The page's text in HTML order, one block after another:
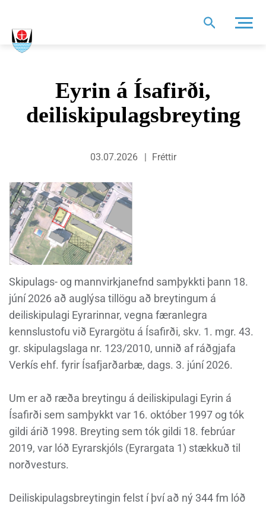
Eyrin á Ísafirði,
deiliskipulagsbreyting
03.07.2026 Fréttir
Skipulags- og mannvirkjanefnd samþykkti þann 18.
júní 2026 að auglýsa tillögu að breytingum á
deiliskipulagi Eyrarinnar, vegna færanlegra
kennslustofu við Eyrargötu á Ísafirði, skv. 1. mgr. 43.
gr. skipulagslaga nr. 123/2010, unnið af ráðgjafa
Verkís ehf. fyrir Ísafjarðarbæ, dags. 3. júní 2026.
Um er að ræða breytingu á deiliskipulagi Eyrin á
Ísafirði sem samþykkt var 16. október 1997 og tók
gildi árið 1998. Breyting sem tók gildi 18. febrúar
2019, var lóð Eyrarskjóls (Eyrargata 1) stækkuð til
norðvesturs.
Deiliskipulagsbreytingin felst í því að ný 344 fm lóð